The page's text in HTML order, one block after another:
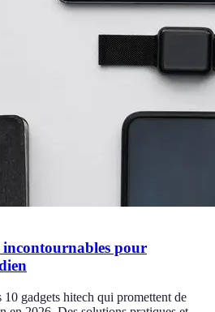
incontournables pour
gadgets hitech qui promettent de